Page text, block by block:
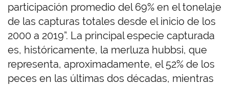
participación promedio del 69% en el tonelaje
de las capturas totales desde el inicio de los
2000 a 2019”. La principal especie capturada
es, históricamente, la merluza hubbsi, que
representa, aproximadamente, el 52% de los
peces en las últimas dos décadas, mientras